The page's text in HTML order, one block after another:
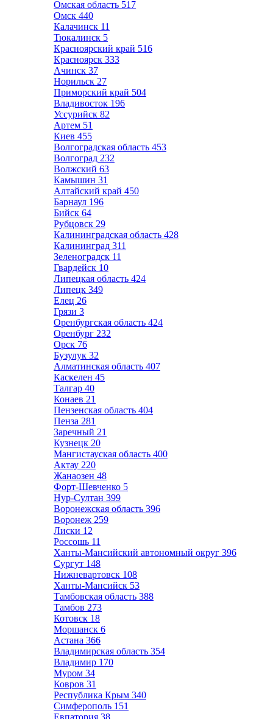
Омская область 517
Омск 440
Калачинск 11
Тюкалинск 5
Красноярский край 516
Красноярск 333
Ачинск 37
Норильск 27
Приморский край 504
Владивосток 196
Уссурийск 82
Артем 51
Киев 455
Волгоградская область 453
Волгоград 232
Волжский 63
Камышин 31
Алтайский край 450
Барнаул 196
Бийск 64
Рубцовск 29
Калининградская область 428
Калининград 311
Зеленоградск 11
Гвардейск 10
Липецкая область 424
Липецк 349
Елец 26
Грязи 3
Оренбургская область 424
Оренбург 232
Орск 76
Бузулук 32
Алматинская область 407
Каскелен 45
Талгар 40
Конаев 21
Пензенская область 404
Пенза 281
Заречный 21
Кузнецк 20
Мангистауская область 400
Актау 220
Жанаозен 48
Форт-Шевченко 5
Нур-Султан 399
Воронежская область 396
Воронеж 259
Лиски 12
Россошь 11
Ханты-Мансийский автономный округ 396
Сургут 148
Нижневартовск 108
Ханты-Мансийск 53
Тамбовская область 388
Тамбов 273
Котовск 18
Моршанск 6
Астана 366
Владимирская область 354
Владимир 170
Муром 34
Ковров 31
Республика Крым 340
Симферополь 151
Евпатория 38